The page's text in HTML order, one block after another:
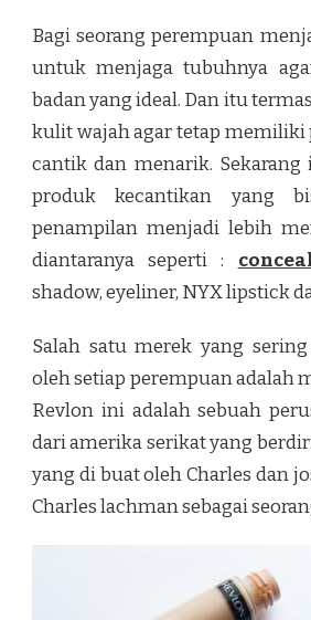
Bagi seorang perempuan
untuk menjaga tubuhnya
badan yang ideal. Dan itu
kulit wajah agar tetap memiliki
cantik dan menarik. Sekarang
produk kecantikan yang
penampilan menjadi lebih
diantaranya seperti :
shadow, eyeliner, NYX lipstick
Salah satu merek yang
oleh setiap perempuan adalah
Revlon ini adalah sebuah
dari amerika serikat yang
yang di buat oleh Charles dan
Charles lachman sebagai